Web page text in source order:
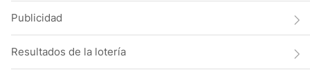
Publicidad
Resultados de la lotería